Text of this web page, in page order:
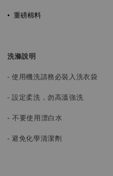
• 重磅棉料
洗滌說明
- 使用機洗請務必裝入洗衣袋
- 設定柔洗，勿高溫強洗
-不要使用漂白水
- 避免化學清潔劑